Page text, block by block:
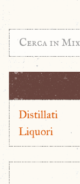
Distillati
Liquori